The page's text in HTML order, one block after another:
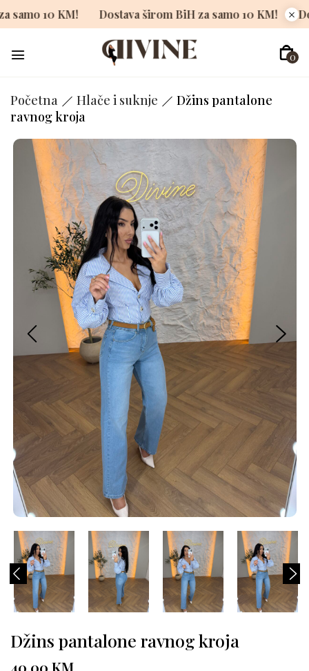
za samo 10 KM! Dostava širom BiH za samo 10 KM!
0
Početna Hlače i suknje
Džins pantalone
ravnog kroja
Džins pantalone ravnog kroja
40,00 KM